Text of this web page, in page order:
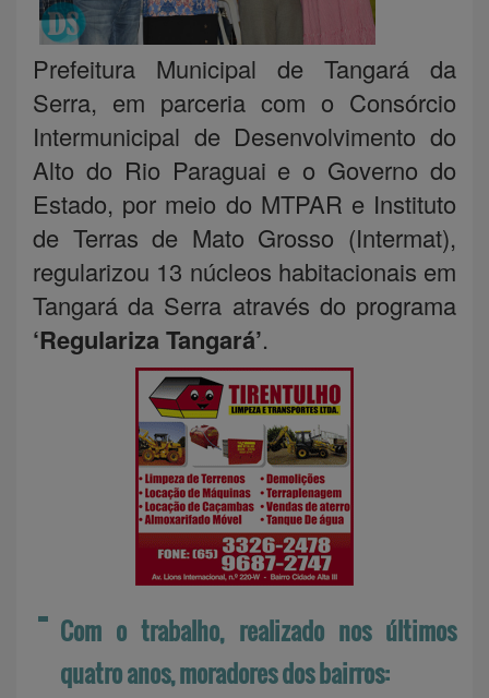
Prefeitura Municipal de Tangará da
Serra, em parceria com o Consórcio
Intermunicipal de Desenvolvimento do
Alto do Rio Paraguai e o Governo do
Estado, por meio do MTPAR e Instituto
de Terras de Mato Grosso (Intermat),
regularizou 13 núcleos habitacionais em
Tangará da Serra através do programa
‘Regulariza Tangará’.
Com o trabalho, realizado nos últimos
quatro anos, moradores dos bairros: